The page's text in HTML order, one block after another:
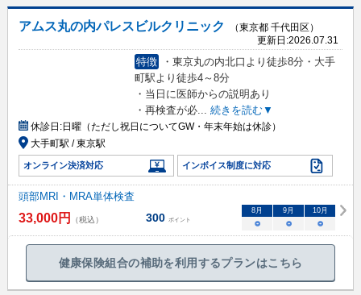
アムス丸の内パレスビルクリニック
（東京都 千代田区）
更新日:2026.07.31
特徴
・東京丸の内北口より徒歩8分・大手
町駅より徒歩4～8分
・当日に医師からの説明あり
・再検査が必... 続きを読む▼
休診日:日曜（ただし祝日についてGW・年末年始は休診）
大手町駅 / 東京駅
オンライン決済対応 インボイス制度に対応
頭部MRI・MRA単体検査
33,000円 （税込） 300 ポイント
8月 9月 10月
○ ○ ○
健康保険組合の補助を利用するプランはこちら